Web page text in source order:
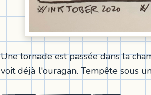
Une tornade est passée dans la
voit déjà l'ouragan. Tempête sous